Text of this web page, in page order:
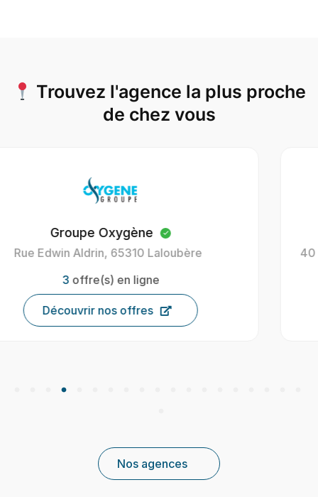
Trouvez l'agence la plus proche
de chez vous
Oxygène Intérim Carcassonne
40 Av. Henri Gout, 11000 Carcassonne, France
9offre(s) en ligne
Découvrir nos offres
Nos agences